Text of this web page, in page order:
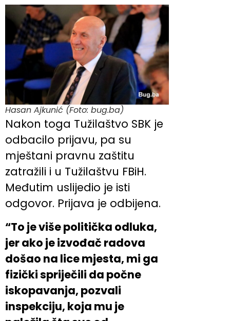
Hasan Ajkunić (Foto: bug.ba)
Nakon toga Tužilaštvo SBK je
odbacilo prijavu, pa su
mještani pravnu zaštitu
zatražili i u Tužilaštvu FBiH.
Međutim uslijedio je isti
odgovor. Prijava je odbijena.
“To je više politička odluka,
jer ako je izvođač radova
došao na lice mjesta, mi ga
fizički spriječili da počne
iskopavanja, pozvali
inspekciju, koja mu je